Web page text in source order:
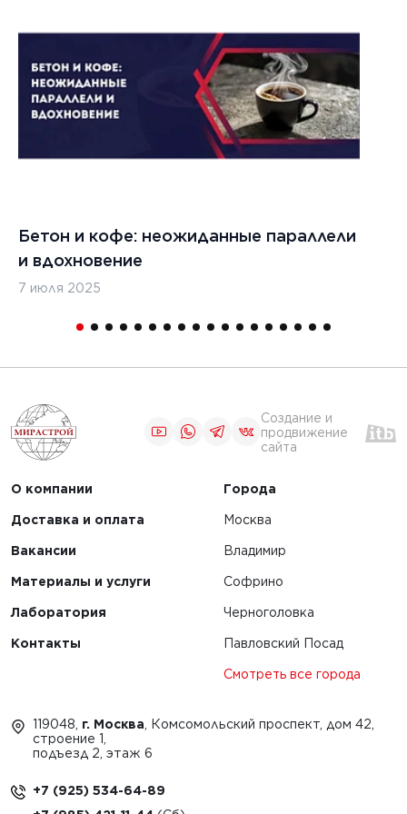
г.
Бетон и кофе: неожиданные параллели
и вдохновение
7 июля 2025
Создание и
продвижение
сайта
О компании
Доставка и оплата
Вакансии
Материалы и услуги
Лаборатория
Контакты
Города
Москва
Владимир
Софрино
Черноголовка
Павловский Посад
Смотреть все города
119048, г. Москва , Комсомольский проспект, дом 42,
строение 1,
подъезд 2, этаж 6
+7 (925) 534-64-89